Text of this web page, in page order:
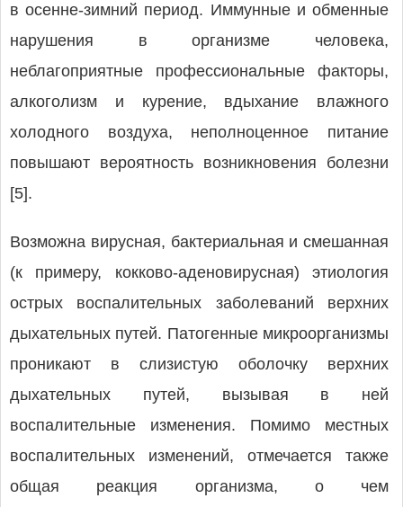
в осенне-зимний период. Иммунные и обменные
нарушения в организме человека,
неблагоприятные профессиональные факторы,
алкоголизм и курение, вдыхание влажного
холодного воздуха, неполноценное питание
повышают вероятность возникновения болезни
[5].
Возможна вирусная, бактериальная и смешанная
(к примеру, кокково-аденовирусная) этиология
острых воспалительных заболеваний верхних
дыхательных путей. Патогенные микроорганизмы
проникают в слизистую оболочку верхних
дыхательных путей, вызывая в ней
воспалительные изменения. Помимо местных
воспалительных изменений, отмечается также
общая реакция организма, о чем